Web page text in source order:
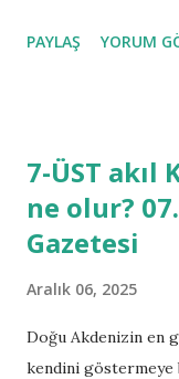
toplum Türk ve
ilişkilerinin
Cumhuriyeti (KKTC)
de görüşmelerini
başlıklar üzerinden
istemektedirler. İlk
Mustafa Akıncı,
PAYLAŞ YORUM
7-ÜST akıl
ne olur?
Gazetesi
Aralık 06, 2025
Doğu Akdenizin en
kendini göstermeye